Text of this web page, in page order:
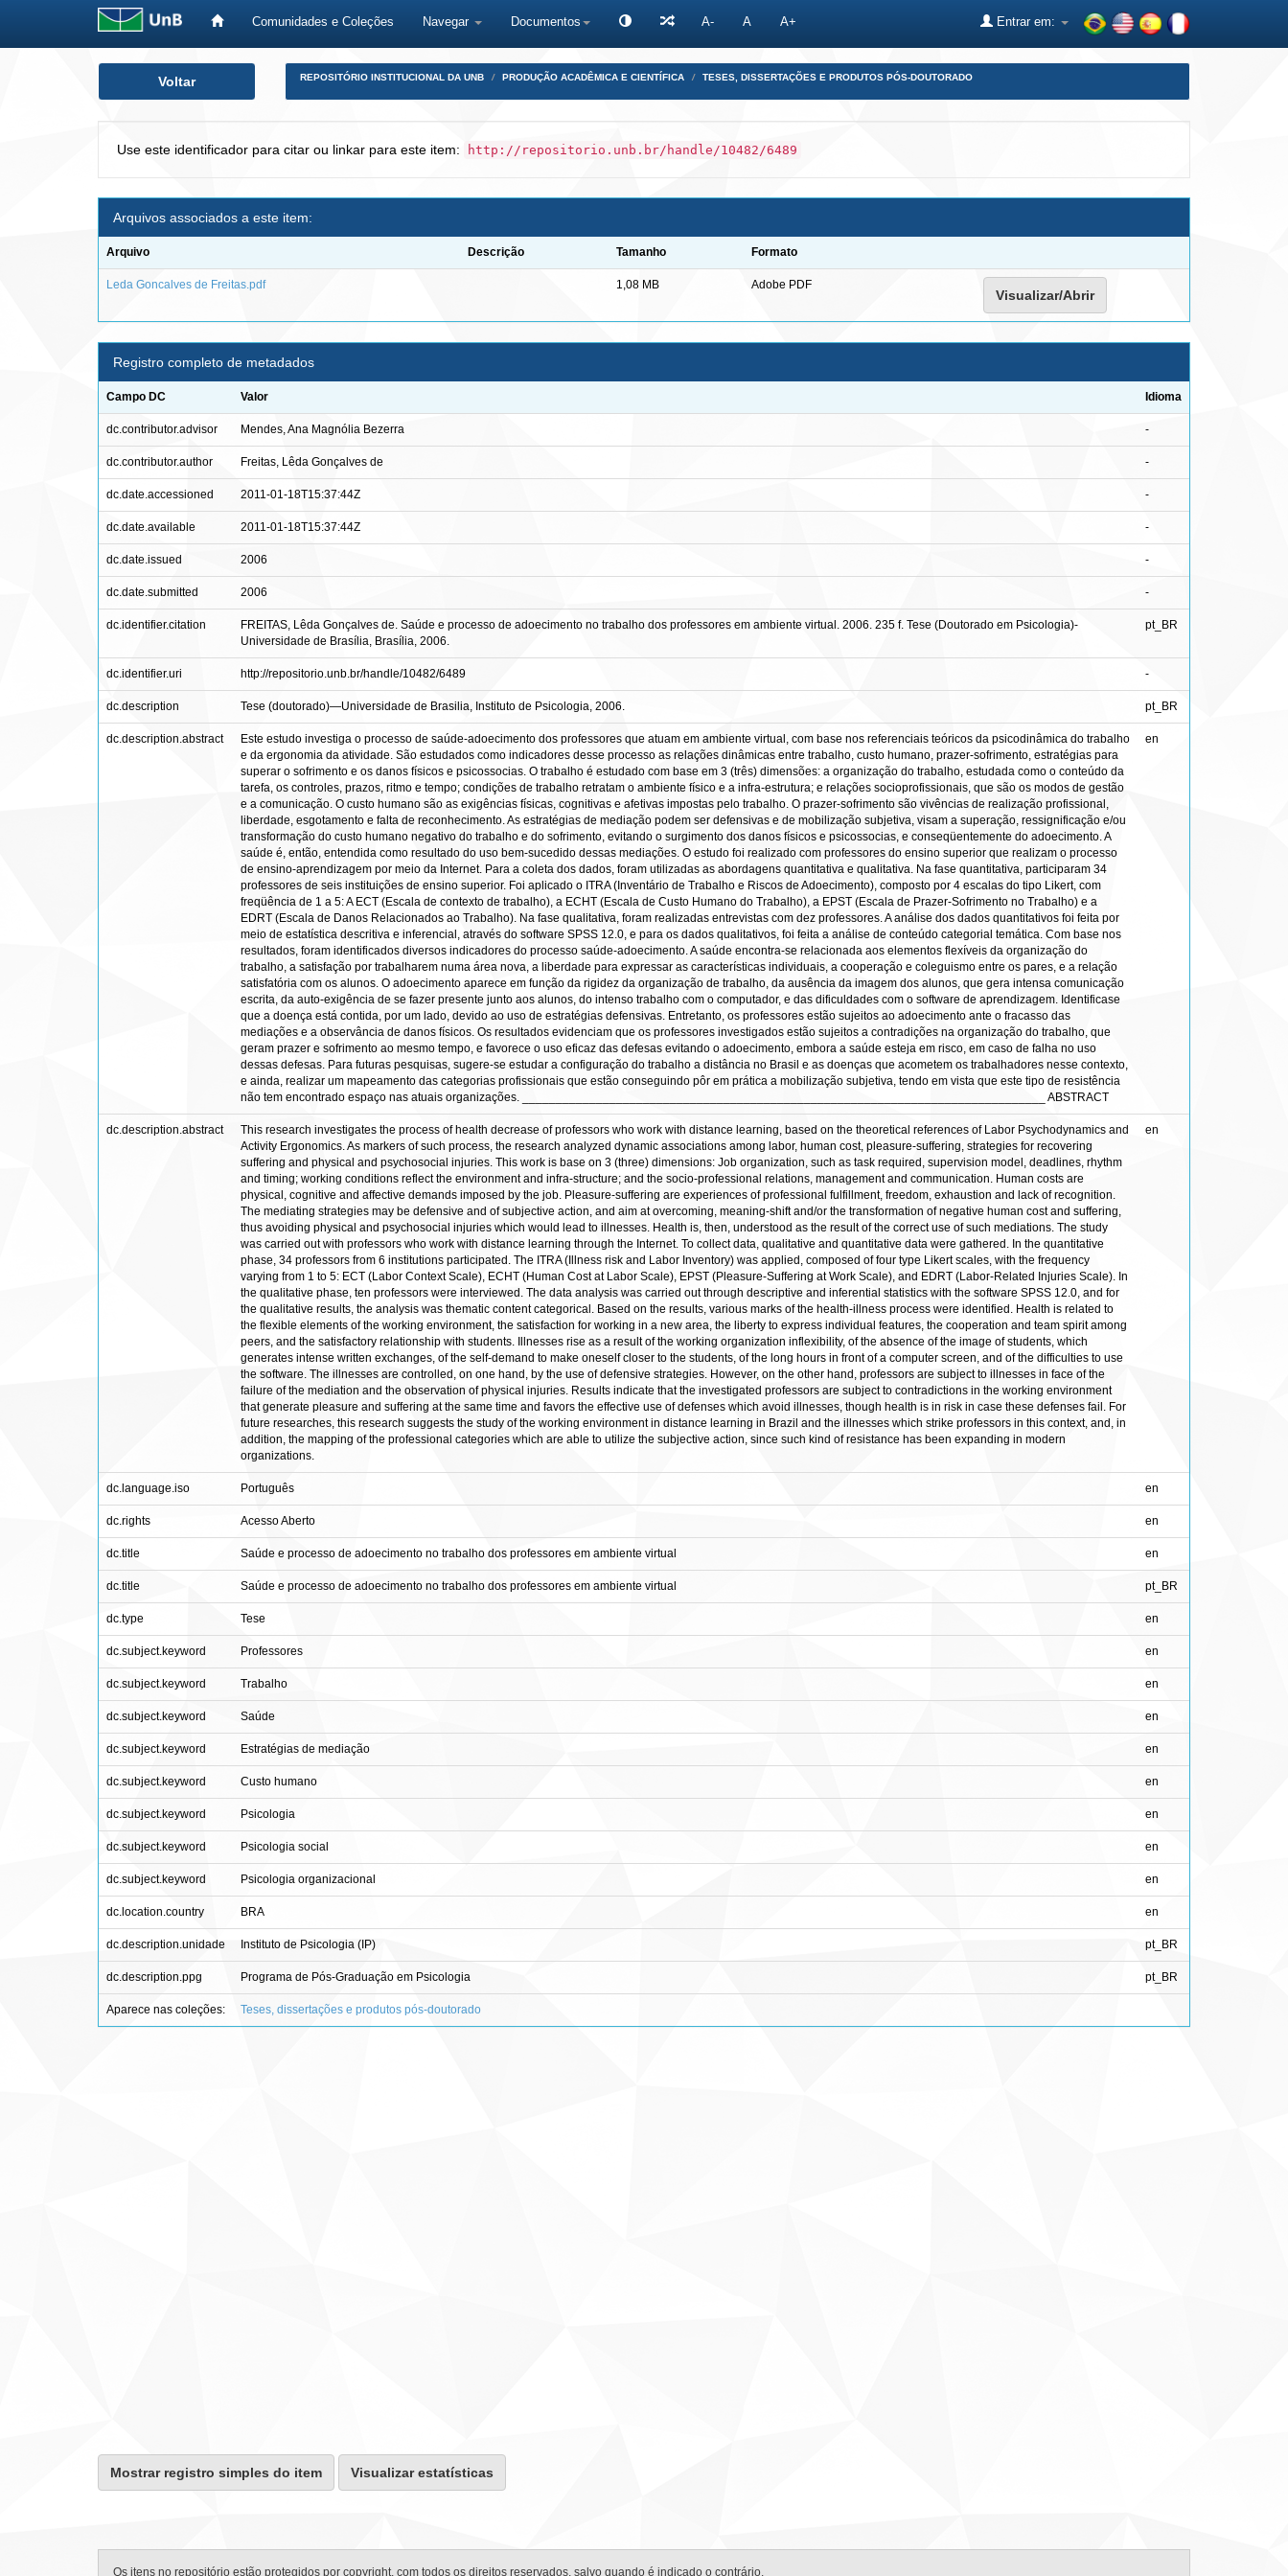
Comunidades e Coleções Navegar Documentos A- A A+ Entrar em:
Voltar REPOSITÓRIO INSTITUCIONAL DA UNB PRODUÇÃO ACADÊMICA E CIENTÍFICA TESES, DISSERTAÇÕES E PRODUTOS PÓS-DOUTORADO
Use este identificador para citar ou linkar para este item: http://repositorio.unb.br/handle/10482/6489
Arquivos associados a este item:
Arquivo Descrição Tamanho Formato
Leda Goncalves de Freitas.pdf 1,08 MB Adobe PDF
Visualizar/Abrir
Registro completo de metadados
Campo DC Valor Idioma
dc.contributor.advisor Mendes, Ana Magnólia Bezerra -
dc.contributor.author Freitas, Lêda Gonçalves de -
dc.date.accessioned 2011-01-18T15:37:44Z -
dc.date.available 2011-01-18T15:37:44Z -
dc.date.issued 2006 -
dc.date.submitted 2006 -
dc.identifier.citation
FREITAS, Lêda Gonçalves de. Saúde e processo de adoecimento no trabalho dos professores em ambiente virtual. 2006. 235 f. Tese (Doutorado em Psicologia)-
Universidade de Brasília, Brasília, 2006.
pt_BR
dc.identifier.uri http://repositorio.unb.br/handle/10482/6489 -
dc.description Tese (doutorado)—Universidade de Brasilia, Instituto de Psicologia, 2006. pt_BR
dc.description.abstract
Este estudo investiga o processo de saúde-adoecimento dos professores que atuam em ambiente virtual, com base nos referenciais teóricos da psicodinâmica do trabalho
e da ergonomia da atividade. São estudados como indicadores desse processo as relações dinâmicas entre trabalho, custo humano, prazer-sofrimento, estratégias para
superar o sofrimento e os danos físicos e psicossocias. O trabalho é estudado com base em 3 (três) dimensões: a organização do trabalho, estudada como o conteúdo da
tarefa, os controles, prazos, ritmo e tempo; condições de trabalho retratam o ambiente físico e a infra-estrutura; e relações socioprofissionais, que são os modos de gestão
e a comunicação. O custo humano são as exigências físicas, cognitivas e afetivas impostas pelo trabalho. O prazer-sofrimento são vivências de realização profissional,
liberdade, esgotamento e falta de reconhecimento. As estratégias de mediação podem ser defensivas e de mobilização subjetiva, visam a superação, ressignificação e/ou
transformação do custo humano negativo do trabalho e do sofrimento, evitando o surgimento dos danos físicos e psicossocias, e conseqüentemente do adoecimento. A
saúde é, então, entendida como resultado do uso bem-sucedido dessas mediações. O estudo foi realizado com professores do ensino superior que realizam o processo
de ensino-aprendizagem por meio da Internet. Para a coleta dos dados, foram utilizadas as abordagens quantitativa e qualitativa. Na fase quantitativa, participaram 34
professores de seis instituições de ensino superior. Foi aplicado o ITRA (Inventário de Trabalho e Riscos de Adoecimento), composto por 4 escalas do tipo Likert, com
freqüência de 1 a 5: A ECT (Escala de contexto de trabalho), a ECHT (Escala de Custo Humano do Trabalho), a EPST (Escala de Prazer-Sofrimento no Trabalho) e a
EDRT (Escala de Danos Relacionados ao Trabalho). Na fase qualitativa, foram realizadas entrevistas com dez professores. A análise dos dados quantitativos foi feita por
meio de estatística descritiva e inferencial, através do software SPSS 12.0, e para os dados qualitativos, foi feita a análise de conteúdo categorial temática. Com base nos
resultados, foram identificados diversos indicadores do processo saúde-adoecimento. A saúde encontra-se relacionada aos elementos flexíveis da organização do
trabalho, a satisfação por trabalharem numa área nova, a liberdade para expressar as características individuais, a cooperação e coleguismo entre os pares, e a relação
satisfatória com os alunos. O adoecimento aparece em função da rigidez da organização de trabalho, da ausência da imagem dos alunos, que gera intensa comunicação
escrita, da auto-exigência de se fazer presente junto aos alunos, do intenso trabalho com o computador, e das dificuldades com o software de aprendizagem. Identificase
que a doença está contida, por um lado, devido ao uso de estratégias defensivas. Entretanto, os professores estão sujeitos ao adoecimento ante o fracasso das
mediações e a observância de danos físicos. Os resultados evidenciam que os professores investigados estão sujeitos a contradições na organização do trabalho, que
geram prazer e sofrimento ao mesmo tempo, e favorece o uso eficaz das defesas evitando o adoecimento, embora a saúde esteja em risco, em caso de falha no uso
dessas defesas. Para futuras pesquisas, sugere-se estudar a configuração do trabalho a distância no Brasil e as doenças que acometem os trabalhadores nesse contexto,
e ainda, realizar um mapeamento das categorias profissionais que estão conseguindo pôr em prática a mobilização subjetiva, tendo em vista que este tipo de resistência
não tem encontrado espaço nas atuais organizações. ______________________________________________________________________________ ABSTRACT
en
dc.description.abstract
This research investigates the process of health decrease of professors who work with distance learning, based on the theoretical references of Labor Psychodynamics and
Activity Ergonomics. As markers of such process, the research analyzed dynamic associations among labor, human cost, pleasure-suffering, strategies for recovering
suffering and physical and psychosocial injuries. This work is base on 3 (three) dimensions: Job organization, such as task required, supervision model, deadlines, rhythm
and timing; working conditions reflect the environment and infra-structure; and the socio-professional relations, management and communication. Human costs are
physical, cognitive and affective demands imposed by the job. Pleasure-suffering are experiences of professional fulfillment, freedom, exhaustion and lack of recognition.
The mediating strategies may be defensive and of subjective action, and aim at overcoming, meaning-shift and/or the transformation of negative human cost and suffering,
thus avoiding physical and psychosocial injuries which would lead to illnesses. Health is, then, understood as the result of the correct use of such mediations. The study
was carried out with professors who work with distance learning through the Internet. To collect data, qualitative and quantitative data were gathered. In the quantitative
phase, 34 professors from 6 institutions participated. The ITRA (Illness risk and Labor Inventory) was applied, composed of four type Likert scales, with the frequency
varying from 1 to 5: ECT (Labor Context Scale), ECHT (Human Cost at Labor Scale), EPST (Pleasure-Suffering at Work Scale), and EDRT (Labor-Related Injuries Scale). In
the qualitative phase, ten professors were interviewed. The data analysis was carried out through descriptive and inferential statistics with the software SPSS 12.0, and for
the qualitative results, the analysis was thematic content categorical. Based on the results, various marks of the health-illness process were identified. Health is related to
the flexible elements of the working environment, the satisfaction for working in a new area, the liberty to express individual features, the cooperation and team spirit among
peers, and the satisfactory relationship with students. Illnesses rise as a result of the working organization inflexibility, of the absence of the image of students, which
generates intense written exchanges, of the self-demand to make oneself closer to the students, of the long hours in front of a computer screen, and of the difficulties to use
the software. The illnesses are controlled, on one hand, by the use of defensive strategies. However, on the other hand, professors are subject to illnesses in face of the
failure of the mediation and the observation of physical injuries. Results indicate that the investigated professors are subject to contradictions in the working environment
that generate pleasure and suffering at the same time and favors the effective use of defenses which avoid illnesses, though health is in risk in case these defenses fail. For
future researches, this research suggests the study of the working environment in distance learning in Brazil and the illnesses which strike professors in this context, and, in
addition, the mapping of the professional categories which are able to utilize the subjective action, since such kind of resistance has been expanding in modern
organizations.
en
dc.language.iso Português en
dc.rights Acesso Aberto en
dc.title Saúde e processo de adoecimento no trabalho dos professores em ambiente virtual en
dc.title Saúde e processo de adoecimento no trabalho dos professores em ambiente virtual pt_BR
dc.type Tese en
dc.subject.keyword Professores en
dc.subject.keyword Trabalho en
dc.subject.keyword Saúde en
dc.subject.keyword Estratégias de mediação en
dc.subject.keyword Custo humano en
dc.subject.keyword Psicologia en
dc.subject.keyword Psicologia social en
dc.subject.keyword Psicologia organizacional en
dc.location.country BRA en
dc.description.unidade Instituto de Psicologia (IP) pt_BR
dc.description.ppg Programa de Pós-Graduação em Psicologia pt_BR
Aparece nas coleções: Teses, dissertações e produtos pós-doutorado
Mostrar registro simples do item Visualizar estatísticas
Os itens no repositório estão protegidos por copyright, com todos os direitos reservados, salvo quando é indicado o contrário.